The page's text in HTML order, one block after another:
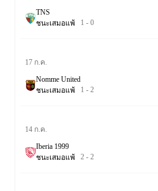
TNS
ชนะเสมอแพ้ 1 - 0
17 ก.ค.
Nomme United
ชนะเสมอแพ้ 1 - 2
14 ก.ค.
Iberia 1999
ชนะเสมอแพ้ 2 - 2